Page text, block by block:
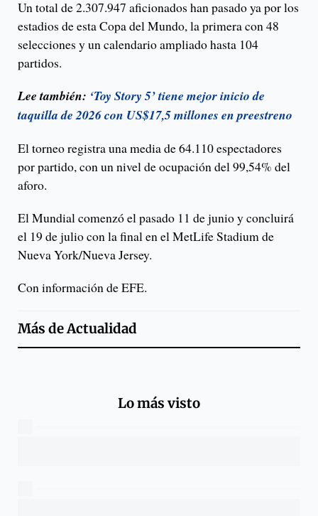
Un total de 2.307.947 aficionados han pasado ya por los
estadios de esta Copa del Mundo, la primera con 48
selecciones y un calendario ampliado hasta 104
partidos.
Lee también: ‘Toy Story 5’ tiene mejor inicio de
taquilla de 2026 con US$17,5 millones en preestreno
El torneo registra una media de 64.110 espectadores
por partido, con un nivel de ocupación del 99,54% del
aforo.
El Mundial comenzó el pasado 11 de junio y concluirá
el 19 de julio con la final en el MetLife Stadium de
Nueva York/Nueva Jersey.
Con información de EFE.
Más deActualidad
Lo más visto